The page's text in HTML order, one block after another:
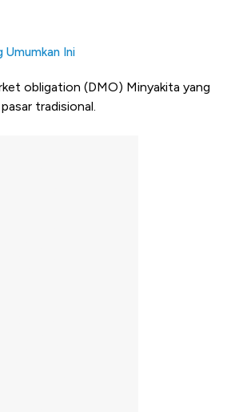
Umumkan Ini
obligation (DMO) Minyakita yang
tradisional.